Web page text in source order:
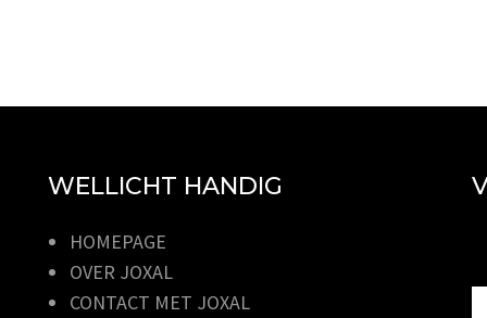
WELLICHT HANDIG
HOMEPAGE
OVER JOXAL
CONTACT MET JOXAL